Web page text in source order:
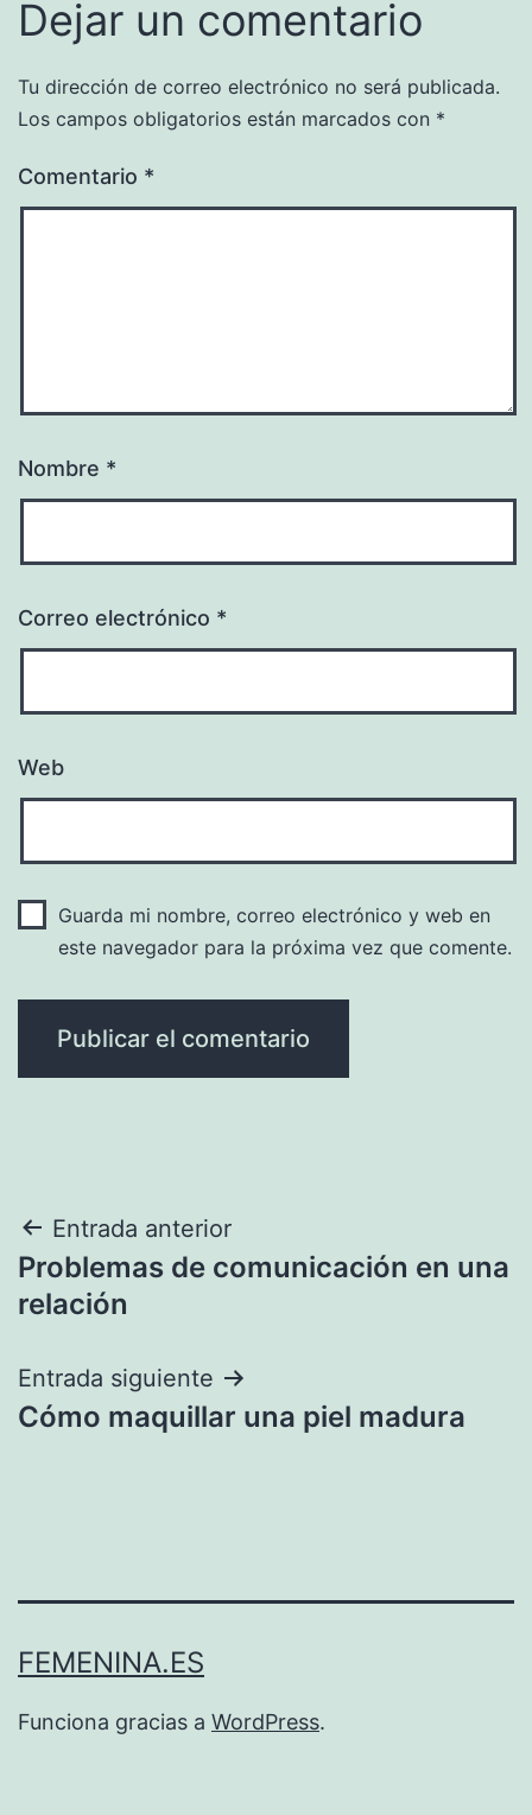
Dejar un comentario
Tu dirección de correo electrónico no será publicada.
Los campos obligatorios están marcados con *
Comentario *
Nombre *
Correo electrónico *
Web
Guarda mi nombre, correo electrónico y web en
este navegador para la próxima vez que comente.
Navegación
de
Entrada anterior
Problemas de comunicación en una
relación
Entrada siguiente
Cómo maquillar una piel madura
FEMENINA.ES
Funciona gracias a WordPress.